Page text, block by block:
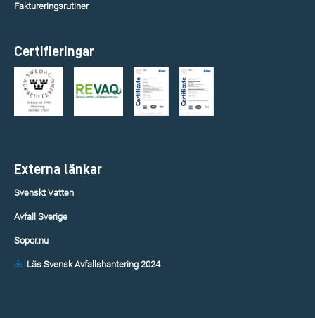
Faktureringsrutiner
Certifieringar
Externa länkar
Svenskt Vatten
Avfall Sverige
Sopor.nu
Läs Svensk Avfallshantering 2024